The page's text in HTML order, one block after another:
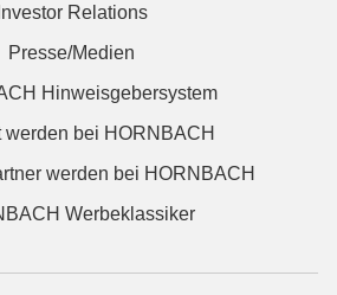
Investor Relations
Presse/Medien
Hinweisgebersystem
werden bei HORNBACH
werden bei HORNBACH
Werbeklassiker